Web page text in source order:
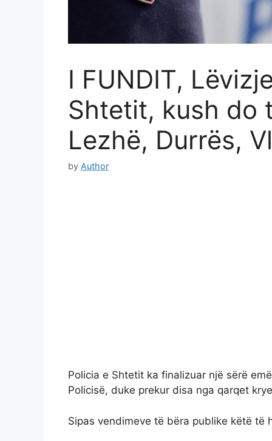
I FUNDIT,
Shtetit, kush do
Lezhë, Durrës,
by Author
Policia e Shtetit ka finalizuar një sërë
Policisë, duke prekur disa nga qarqet
Sipas vendimeve të bëra publike këtë të